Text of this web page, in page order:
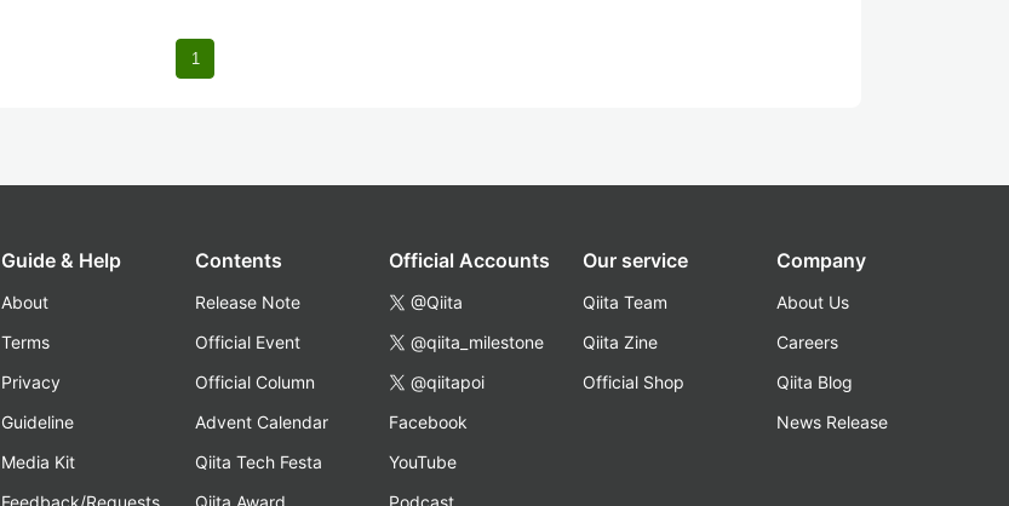
1
Guide & Help
About
Terms
Privacy
Guideline
Media Kit
Feedback/Requests
Contents
Release Note
Official Event
Official Column
Advent Calendar
Qiita Tech Festa
Qiita Award
Official Accounts
@Qiita
@qiita_milestone
@qiitapoi
Facebook
YouTube
Podcast
Our service
Qiita Team
Qiita Zine
Official Shop
Company
About Us
Careers
Qiita Blog
News Release